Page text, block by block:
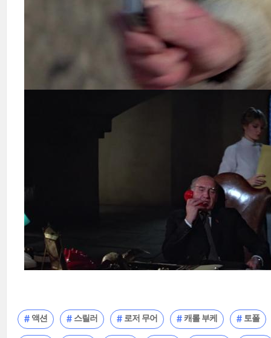
액션 스릴러 로저 무어 캐롤 부케 토폴